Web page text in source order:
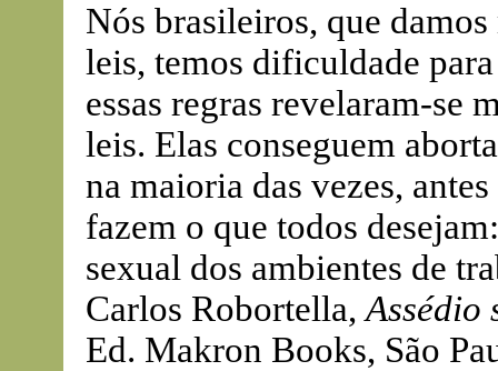
Nós brasileiros, que
leis, temos dificuldade
essas regras revelaram-se
leis. Elas conseguem
na maioria das vezes,
fazem o que todos
sexual dos ambientes de
Carlos Robortella,Assédio
Ed. Makron Books, São